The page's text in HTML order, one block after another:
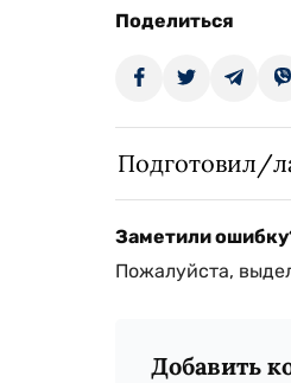
Поделиться
Подготовил/
Заметили
Пожалуйста,
Добавить